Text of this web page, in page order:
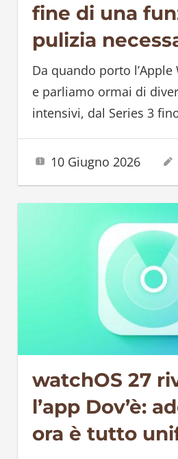
fine di una
pulizia
Da quando porto
e parliamo ormai di
intensivi, dal Series 3
10 Giugno 2026
watchOS 27
l’app Dov’è:
ora è tutto